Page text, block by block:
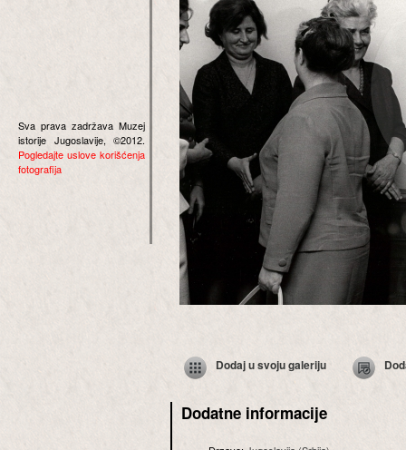
Sva prava zadržava Muzej
istorije Jugoslavije, ©2012.
Pogledajte uslove korišćenja
fotografija
Dodaj u svoju galeriju
Dodatne informacije